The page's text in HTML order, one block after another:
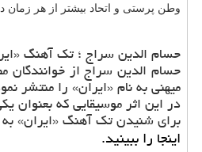
وطن پرستی و اتحاد بیشتر از هر زمان
حسام الدین سراج ؛ تک آهنگ
میهنی به نام «ایران» را منتشر
در این اثر موسیقایی که بعنوان
برای شنیدن تک آهنگ «ایران»
اینجا را ببینید.